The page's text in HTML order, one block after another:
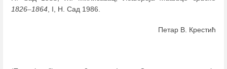
1826–1864 , I, Н. Сад 1986.
Петар В. Крестић